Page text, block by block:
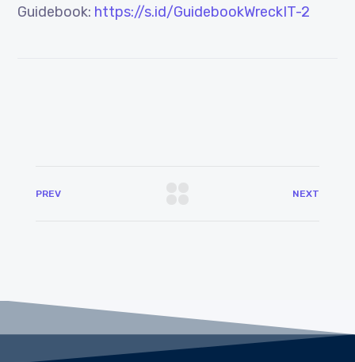
Guidebook: https://s.id/GuidebookWreckIT-2
PREV NEXT